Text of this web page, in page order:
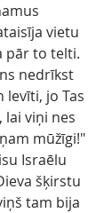
vietu
pār to telti.
nedrīkst
levīti, jo Tas
lai viņi nes
mūžīgi!"
Israēlu
šķirstu
tam bija